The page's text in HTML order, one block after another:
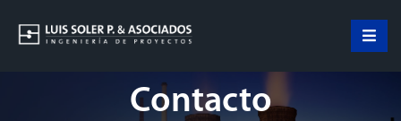
Contacto